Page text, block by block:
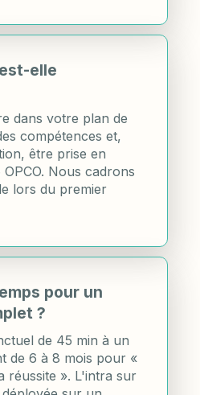
elle
dans votre plan de
compétences et,
être prise en
Nous cadrons
lors du premier
pour un
?
de 45 min à un
de 6 à 8 mois pour «
réussite ». L'intra sur